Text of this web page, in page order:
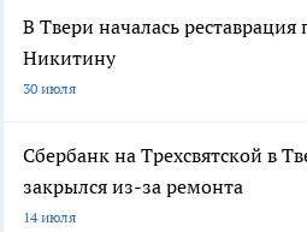
В Твери началась
Никитину
30 июля
Сбербанк на Трехсвятской в
закрылся из-за ремонта
14 июля